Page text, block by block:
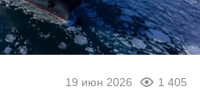
19 июн 2026 1 405